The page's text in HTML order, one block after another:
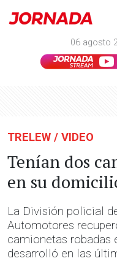
06 agosto
TRELEW / VIDEO
Tenían dos
en su
La División policial
Automotores
camionetas robadas
desarrolló en las